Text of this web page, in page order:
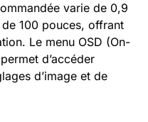
varie de 0,9
100 pouces, offrant
Le menu OSD (On-
d’accéder
d’image et de